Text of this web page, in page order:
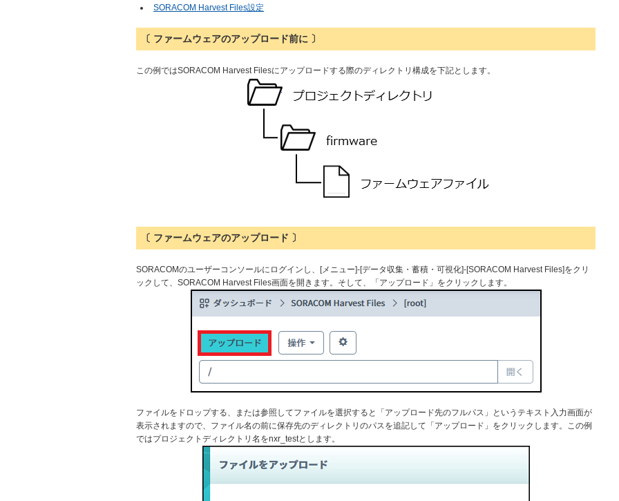
SORACOM Harvest Files設定
〔 ファームウェアのアップロード前に 〕
この例ではSORACOM Harvest Filesにアップロードする際のディレクトリ構成を下記とします。
〔 ファームウェアのアップロード 〕
SORACOMのユーザーコンソールにログインし、[メニュー]-[データ収集・蓄積・可視化]-[SORACOM Harvest Files]をクリ
ックして、SORACOM Harvest Files画面を開きます。そして、「アップロード」をクリックします。
ファイルをドロップする、または参照してファイルを選択すると「アップロード先のフルパス」というテキスト入力画面が
表示されますので、ファイル名の前に保存先のディレクトリのパスを追記して「アップロード」をクリックします。この例
ではプロジェクトディレクトリ名をnxr_testとします。